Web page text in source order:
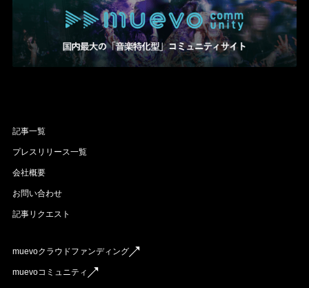
記事一覧
プレスリリース一覧
会社概要
お問い合わせ
記事リクエスト
muevoクラウドファンディング
muevoコミュニティ